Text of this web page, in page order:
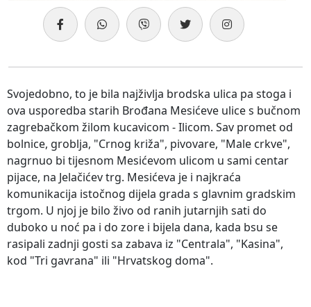
Svojedobno, to je bila najživlja brodska ulica pa stoga i
ova usporedba starih Brođana Mesićeve ulice s bučnom
zagrebačkom žilom kucavicom - Ilicom. Sav promet od
bolnice, groblja, "Crnog križa", pivovare, "Male crkve",
nagrnuo bi tijesnom Mesićevom ulicom u sami centar
pijace, na Jelačićev trg. Mesićeva je i najkraća
komunikacija istočnog dijela grada s glavnim gradskim
trgom. U njoj je bilo živo od ranih jutarnjih sati do
duboko u noć pa i do zore i bijela dana, kada bsu se
rasipali zadnji gosti sa zabava iz "Centrala", "Kasina",
kod "Tri gavrana" ili "Hrvatskog doma".